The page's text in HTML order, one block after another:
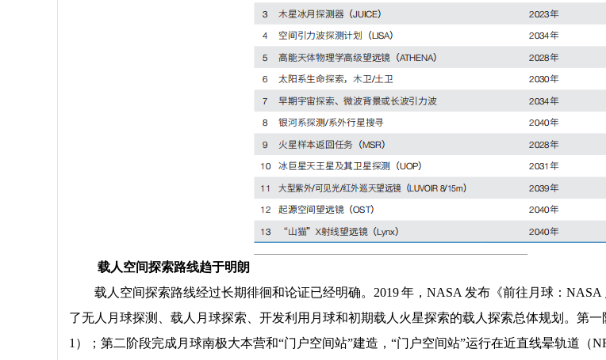
载人空间探索路线趋于明朗
载人空间探索路线经过长期徘徊和论证已经明确。2019 年，NASA 发布《前往月球：
了无人月球探测、载人月球探索、开发利用月球和初期载人火星探索的载人探索总体规划。第
1）；第二阶段完成月球南极大本营和“门户空间站”建造，“门户空间站”运行在近直线晕轨道